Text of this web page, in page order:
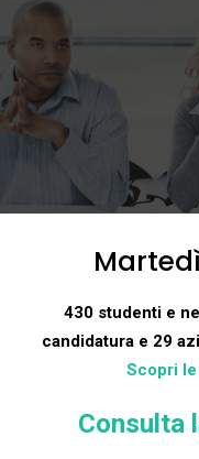
430 studenti e
candidatura e 29
Scopri
Consulta